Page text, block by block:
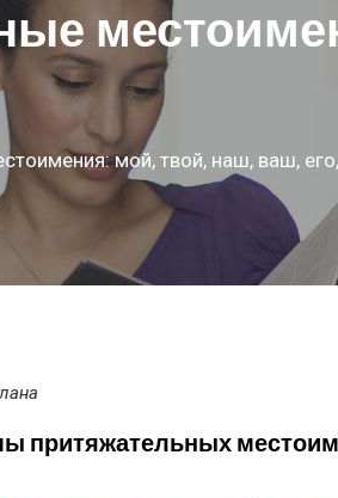
мой, твой, наш, ваш,
притяжательных